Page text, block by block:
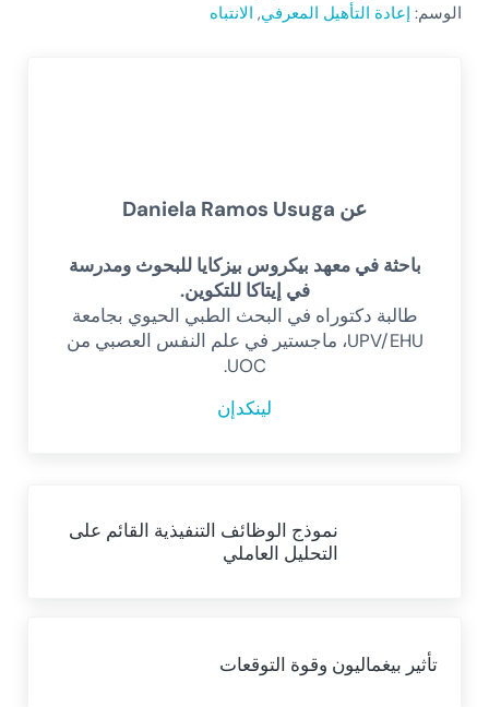
الوسم: إعادة التأهيل المعرفي, الانتباه
عن Daniela Ramos Usuga
باحثة في معهد بيكروس بيزكايا للبحوث ومدرسة
في إيتاكا للتكوين.
طالبة دكتوراه في البحث الطبي الحيوي بجامعة
UPV/EHU، ماجستير في علم النفس العصبي من
UOC.
لينكدإن
نموذج الوظائف التنفيذية القائم على
التحليل العاملي
تأثير بيغماليون وقوة التوقعات